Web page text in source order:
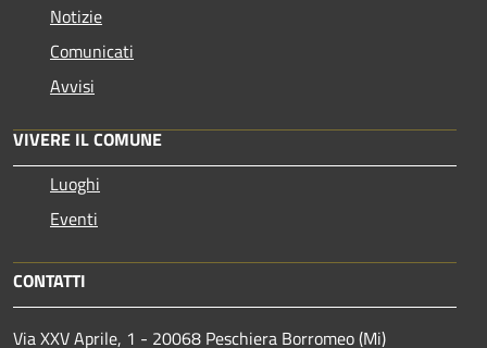
Notizie
Comunicati
Avvisi
VIVERE IL COMUNE
Luoghi
Eventi
CONTATTI
Via XXV Aprile, 1 - 20068 Peschiera Borromeo (Mi)